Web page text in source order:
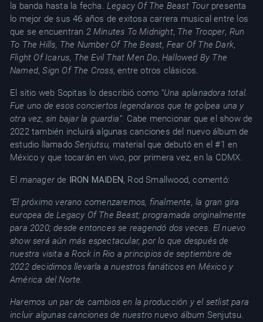
la banda hasta la fecha. Legacy Of The Beast Tourpresenta
lo mejor de sus 46 años de exitosa carrera musical entre los
que se encuentran 2 Minutes To Midnight, The Trooper, Run
To The Hills, The Number Of The Beast, Fear Of The Dark,
Flight Of Icarus, The Evil That Men Do,Hallowed By The
Named,Sign Of The Cross, entre otros clásicos.
El sitio web Sopitas lo describió como “Una aplanadora total.
Fue uno de esos conciertos legendarios que te golpea una y
otra vez, sin bajar la guardia”. Cabe mencionar que el show de
2022 también incluirá algunas canciones del nuevo álbum de
estudio llamadoSenjutsu, material que debutó en el #1 en
México y que tocarán en vivo, por primera vez, en la CDMX.
El manager de IRON MAIDEN, Rod Smallwood, comentó:
“El próximo verano comenzaremos, finalmente, la gran gira
europea de Legacy Of The Beast; programada originalmente
para 2020; desde entonces se reagendó dos veces. El nuevo
show será aún más espectacular, por lo que después de
nuestra visita a Rock in Rio a principios de septiembre de
2022 decidimos llevarla a nuestros fanáticos en México y
América del Norte.
Haremos un par de cambios en la producción y el setlist para
incluir algunas canciones de nuestro nuevo álbum Senjutsu.